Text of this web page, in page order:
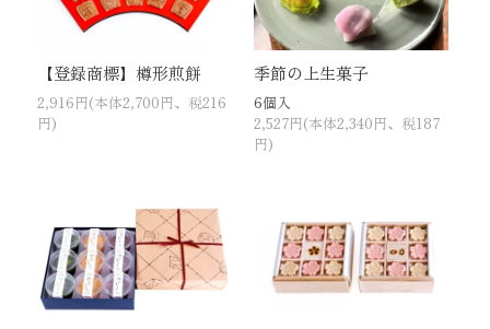
【登録商標】樽形煎餅
2,916円(本体2,700円、税216
円)
季節の上生菓子
6個入
2,527円(本体2,340円、税187
円)